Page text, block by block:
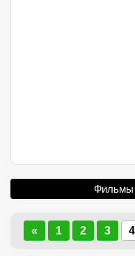
Фильмы
« 1 2 3 4